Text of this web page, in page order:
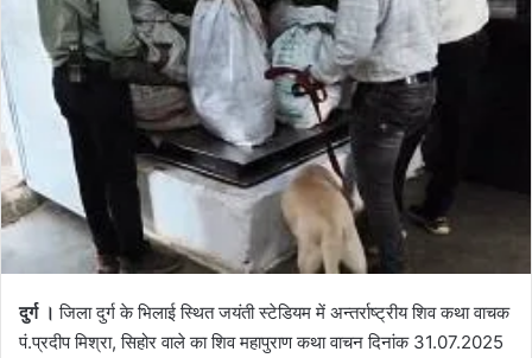
दुर्ग । जिला दुर्ग के भिलाई स्थित जयंती स्टेडियम में अन्तर्राष्ट्रीय शिव कथा वाचक
पं.प्रदीप मिश्रा, सिहोर वाले का शिव महापुराण कथा वाचन दिनांक 31.07.2025